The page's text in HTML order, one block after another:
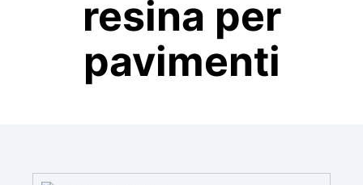
resina per
pavimenti